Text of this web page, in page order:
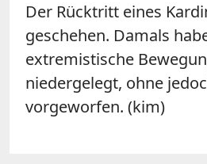
Der Rücktritt eines
geschehen. Damals
extremistische
niedergelegt, ohne
vorgeworfen. (kim)